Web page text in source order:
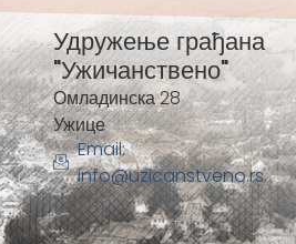
Удружење грађана
"Ужичанствено"
Омладинска 28
Ужице
Email:
info@uzicanstveno.rs